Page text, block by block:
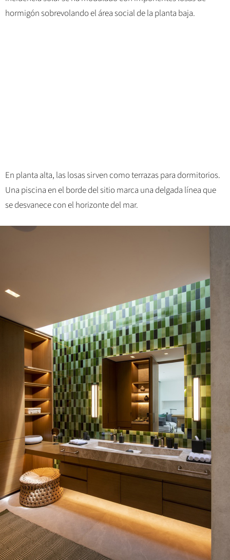
hormigón sobrevolando el área social de la planta baja.
En planta alta, las losas sirven como terrazas para dormitorios.
Una piscina en el borde del sitio marca una delgada línea que
se desvanece con el horizonte del mar.